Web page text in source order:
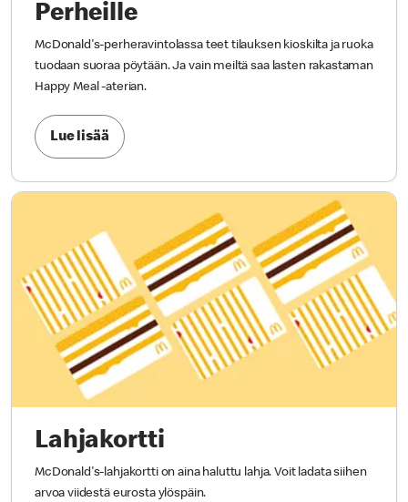
Perheille
McDonald's-perheravintolassa teet tilauksen kioskilta ja ruoka
tuodaan suoraa pöytään. Ja vain meiltä saa lasten rakastaman
Happy Meal -aterian.
Lue lisää
Lahjakortti
McDonald's-lahjakortti on aina haluttu lahja. Voit ladata siihen
arvoa viidestä eurosta ylöspäin.